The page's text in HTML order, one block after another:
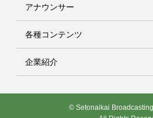
アナウンサー
各種コンテンツ
企業紹介
© Setonaikai